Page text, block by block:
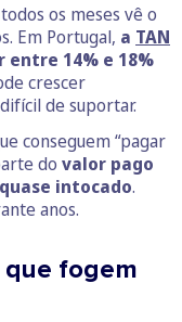
os meses vê o
Em Portugal, a TAN
14% e 18%
crescer
de suportar.
conseguem “pagar
do valor pago
intocado.
anos.
fogem